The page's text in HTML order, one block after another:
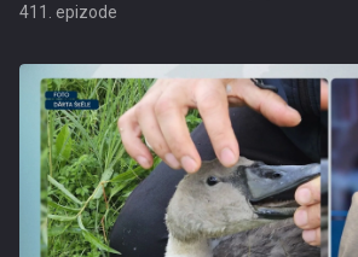
411. epizode